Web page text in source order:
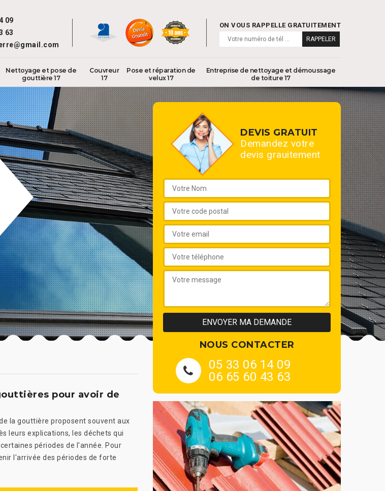
09
63
ON VOUS RAPPELLE GRATUITEMENT
Nettoyage et pose de
gouttière 17
Couvreur
17
Pose et réparation de
velux 17
Entreprise de nettoyage et démoussage
de toiture 17
pour avoir de
la gouttière proposent souvent aux
leurs explications, les déchets qui
périodes de l'année. Pour
l'arrivée des périodes de forte
DEVIS GRATUIT
Demandez votre
devis grauitement
NOUS CONTACTER
05 33 06 14 09
06 65 60 43 63